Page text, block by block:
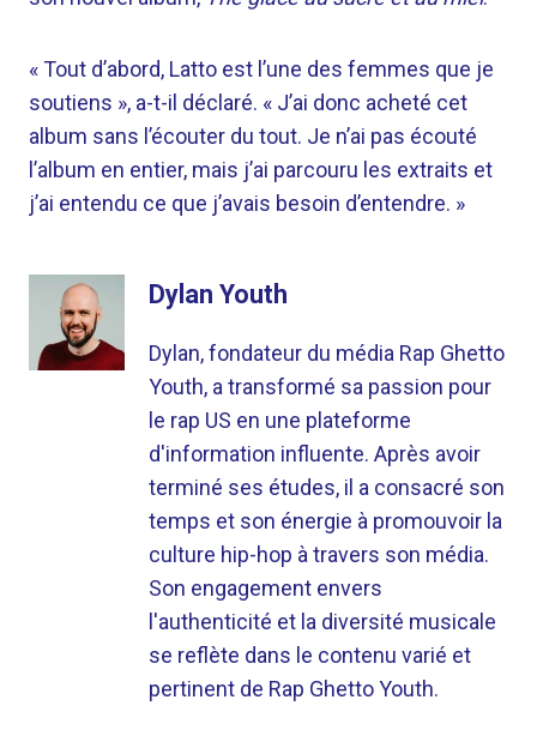
« Tout d’abord, Latto est l’une des femmes que je
soutiens », a-t-il déclaré. « J’ai donc acheté cet
album sans l’écouter du tout. Je n’ai pas écouté
l’album en entier, mais j’ai parcouru les extraits et
j’ai entendu ce que j’avais besoin d’entendre. »
Dylan Youth
Dylan, fondateur du média Rap Ghetto
Youth, a transformé sa passion pour
le rap US en une plateforme
d'information influente. Après avoir
terminé ses études, il a consacré son
temps et son énergie à promouvoir la
culture hip-hop à travers son média.
Son engagement envers
l'authenticité et la diversité musicale
se reflète dans le contenu varié et
pertinent de Rap Ghetto Youth.